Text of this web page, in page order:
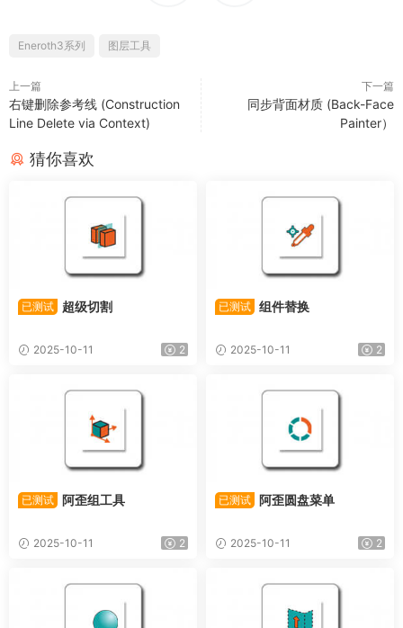
Eneroth3系列 图层工具
上一篇
右键删除参考线 (Construction
Line Delete via Context)
下一篇
同步背面材质 (Back-Face
Painter）
猜你喜欢
已测试 超级切割
2025-10-11 2
已测试 组件替换
2025-10-11 2
已测试 阿歪组工具
2025-10-11 2
已测试 阿歪圆盘菜单
2025-10-11 2